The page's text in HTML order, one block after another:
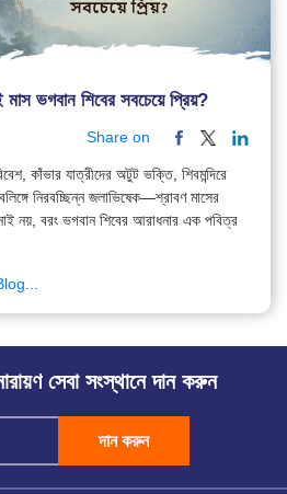
ভগবান শিবের সবচেয়ে প্রিয়?
Share on
কাঁভার যাত্রীদের অটুট ভক্তি, শিবমন্দিরে
নিরবচ্ছিন্ন জলাভিষেক—শ্রাবণ মাসের
নয়, বরং ভগবান শিবের আরাধনার এক পবিত্র
সেবা সংস্থানে দান করুন
দান করুন